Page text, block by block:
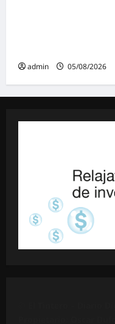
admin 05/08/2026